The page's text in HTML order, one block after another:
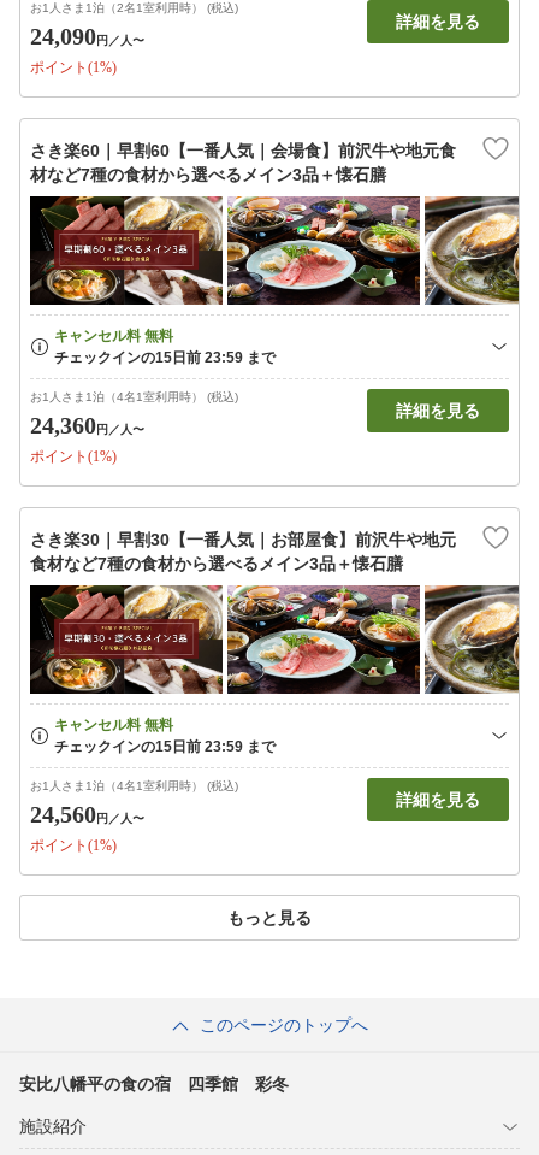
お1人さま1泊（2名1室利用時） (税込)
24,090円 ／人〜
ポイント(1%)
詳細を見る
さき楽60｜早割60【一番人気｜会場食】前沢牛や地元食
材など7種の食材から選べるメイン3品＋懐石膳
お1人さま1泊（4名1室利用時） (税込)
24,360円 ／人〜
ポイント(1%)
詳細を見る
さき楽30｜早割30【一番人気｜お部屋食】前沢牛や地元
食材など7種の食材から選べるメイン3品＋懐石膳
お1人さま1泊（4名1室利用時） (税込)
24,560円 ／人〜
ポイント(1%)
詳細を見る
もっと見る
このページのトップへ
安比八幡平の食の宿 四季館 彩冬
施設紹介